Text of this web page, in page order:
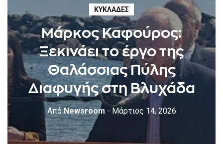
ΚΥΚΛΆΔΕΣ
Μάρκος Καφούρος:
Ξεκινάει το έργο της
Θαλάσσιας Πύλης
Διαφυγής στη Βλυχάδα
ΑπόNewsroom - Μάρτιος 14, 2026